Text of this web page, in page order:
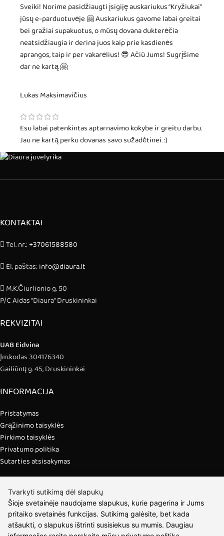
Sveiki! Norime pasidžiaugti įsigiję auskariukus “Kryžiukai”
jūsų e-parduotuvėje 🤗 Auskariukus gavome labai greitai
bei gražiai supakuotus, o mūsų dovana dukterėčia
neatsidžiaugia ir derina juos kaip prie kasdienės
aprangos, taip ir per vakarėlius! 😎 Ačiū Jums! Sugrįšime
dar ne kartą 🤗
Lukas Maksimavičius
Esu labai patenkintas aptarnavimo kokybe ir greitu darbu.
Jau ne kartą perku dovanas savo sužadėtinei. :)
KONTAKTAI
Tel. nr.:+37061588580
El. paštas:info@diaura.lt
M.K.Čiurlionio g. 50
P/C Aidas “Diaura” Druskininkai
REKVIZITAI
UAB Eidvina
Įm.kodas 304176340
Gailiūnų g. 45, Druskininkai
INFORMACIJA
Pristatymas
Grąžinimo taisyklės
Pirkimo taisyklės
Privatumo politika
Sutarties atsisakymas
Apie mus
Susipažink su kūrėjais
Kontaktai
Tvarkyti sutikimą dėl slapukų
Šioje svetainėje naudojame slapukus, kurie pagerina ir Jums
pritaiko svetainės funkcijas. Sutikimą galėsite, bet kada
atšaukti, o slapukus ištrinti susisiekus su mumis. Daugiau